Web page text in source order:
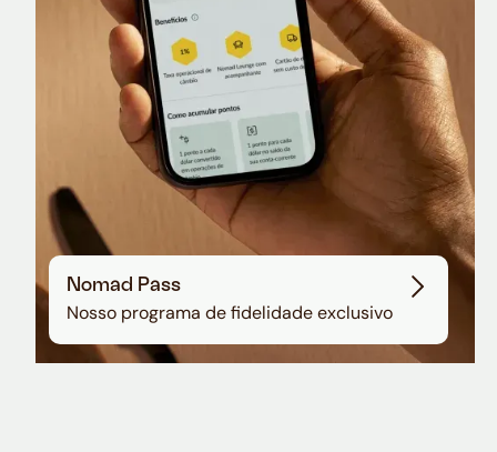
Nomad Pass
Nosso programa de fidelidade exclusivo